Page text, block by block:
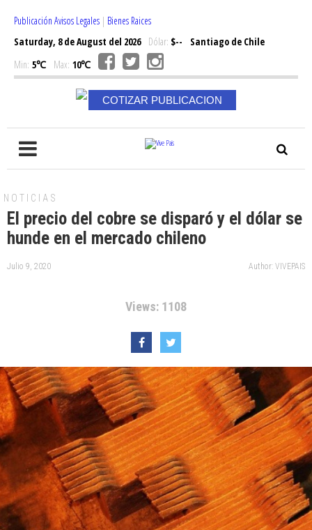
Publicación Avisos Legales | Bienes Raices
Saturday, 8 de August del 2026Dólar: $--
Santiago de Chile
Min: 5℃ Max: 10℃
COTIZAR PUBLICACION
NOTICIAS
El precio del cobre se disparó y el dólar se
hunde en el mercado chileno
Julio 9, 2020 Author: VIVEPAIS
Views: 1108